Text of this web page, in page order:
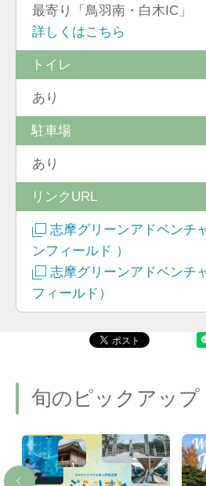
最寄り「鳥羽南・白木IC」
詳しくはこちら
トイレ
あり
駐車場
あり
リンクURL
志摩グリーンアドベンチ
ンフィールド ）
志摩グリーンアドベンチ
フィールド）
旬のピックアップ